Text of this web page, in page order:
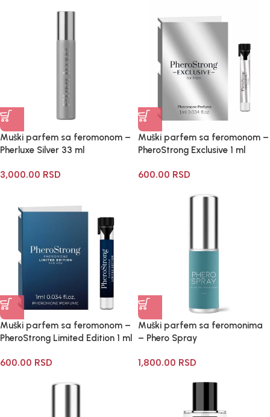
Muški parfem sa feromonom –
Pherluxe Silver 33 ml
3,000.00 RSD
Muški parfem sa feromonom –
PheroStrong Exclusive 1 ml
600.00 RSD
Muški parfem sa feromonom –
PheroStrong Limited Edition 1 ml
600.00 RSD
Muški parfem sa feromonima
– Phero Spray
1,800.00 RSD